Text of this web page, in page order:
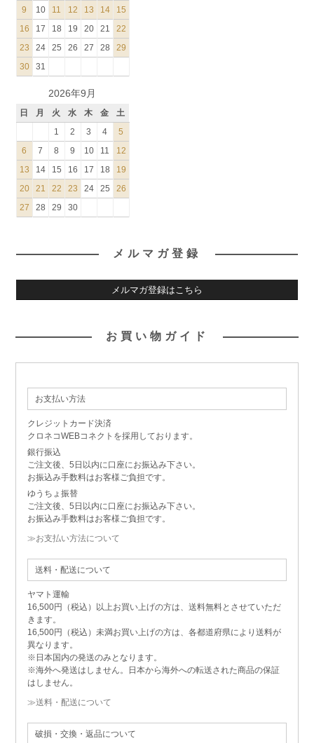
9
10 11 12 13 14
15
16
17 18 19 20 21
22
23
24 25 26 27 28
29
30
31
2026年9月
日 月 火 水 木 金
土
1
2 3 4
5
6
7 8 9 10 11
12
13
14 15 16 17 18
19
20
21 22 23 24 25
26
27
28 29 30
メルマガ登録
メルマガ登録はこちら
お買い物ガイド
お支払い方法
クレジットカード決済
クロネコWEBコネクトを採用しております。
銀行振込
ご注文後、5日以内に口座にお振込み下さい。
お振込み手数料はお客様ご負担です。
ゆうちょ振替
ご注文後、5日以内に口座にお振込み下さい。
お振込み手数料はお客様ご負担です。
≫お支払い方法について
送料・配送について
ヤマト運輸
16,500円（税込）以上お買い上げの方は、送料無料とさせていただ
きます。
16,500円（税込）未満お買い上げの方は、各都道府県により送料が
異なります。
※日本国内の発送のみとなります。
※海外へ発送はしません。日本から海外への転送された商品の保証
はしません。
≫送料・配送について
破損・交換・返品について